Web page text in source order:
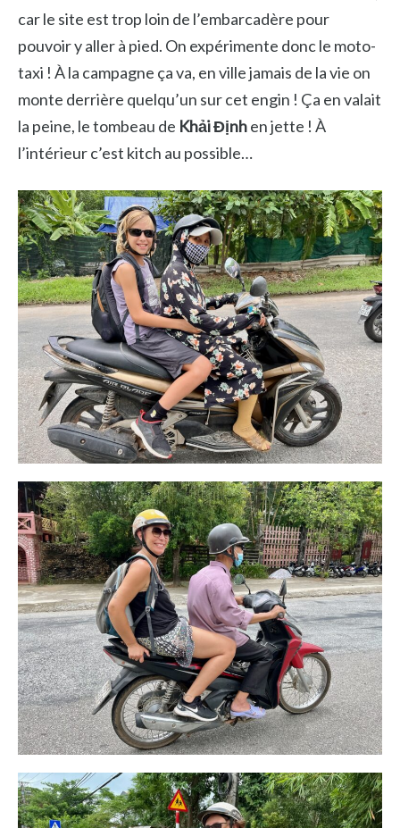
car le site est trop loin de l’embarcadère pour
pouvoir y aller à pied. On expérimente donc le moto-
taxi ! À la campagne ça va, en ville jamais de la vie on
monte derrière quelqu’un sur cet engin ! Ça en valait
la peine, le tombeau de Khải Địnhen jette ! À
l’intérieur c’est kitch au possible…